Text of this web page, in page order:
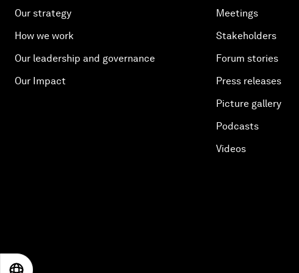
Our strategy
How we work
Our leadership and governance
Our Impact
Meetings
Stakeholders
Forum stories
Press releases
Picture gallery
Podcasts
Videos